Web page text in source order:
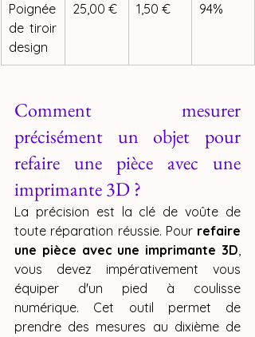
Poignée
de tiroir
design
25,00 € 1,50 € 94%
Comment mesurer
précisément un objet pour
refaire une pièce avec une
imprimante 3D ?
La précision est la clé de voûte de
toute réparation réussie. Pour refaire
une pièce avec une imprimante 3D,
vous devez impérativement vous
équiper d'un pied à coulisse
numérique. Cet outil permet de
prendre des mesures au dixième de